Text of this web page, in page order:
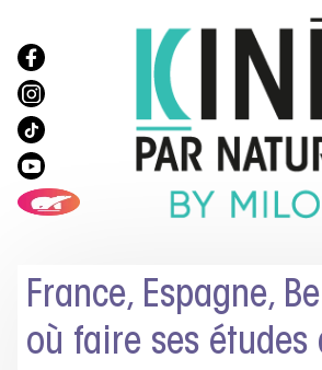
France, Espagne,
où faire ses études